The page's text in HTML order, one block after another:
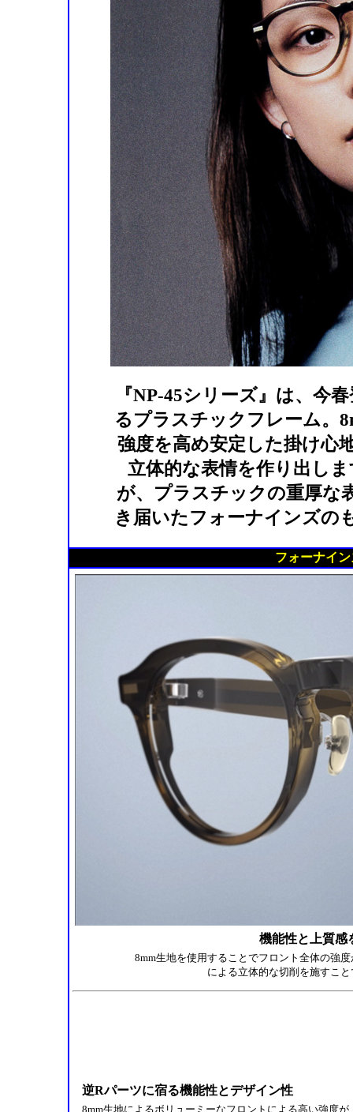
『NP-45シリーズ』は、今
るプラスチックフレーム。
強度を高め安定した掛け心
立体的な表情を作り出し
が、プラスチックの重厚な
き届いたフォーナインズの
フォーナイ
機能性と上質感
8mm生地を使用することでフロント全体の強
による立体的な切削を施すこ
逆Rパーツに宿る機能性とデザイン性
8mm生地によるボリューミーなフロントによる高い強度が